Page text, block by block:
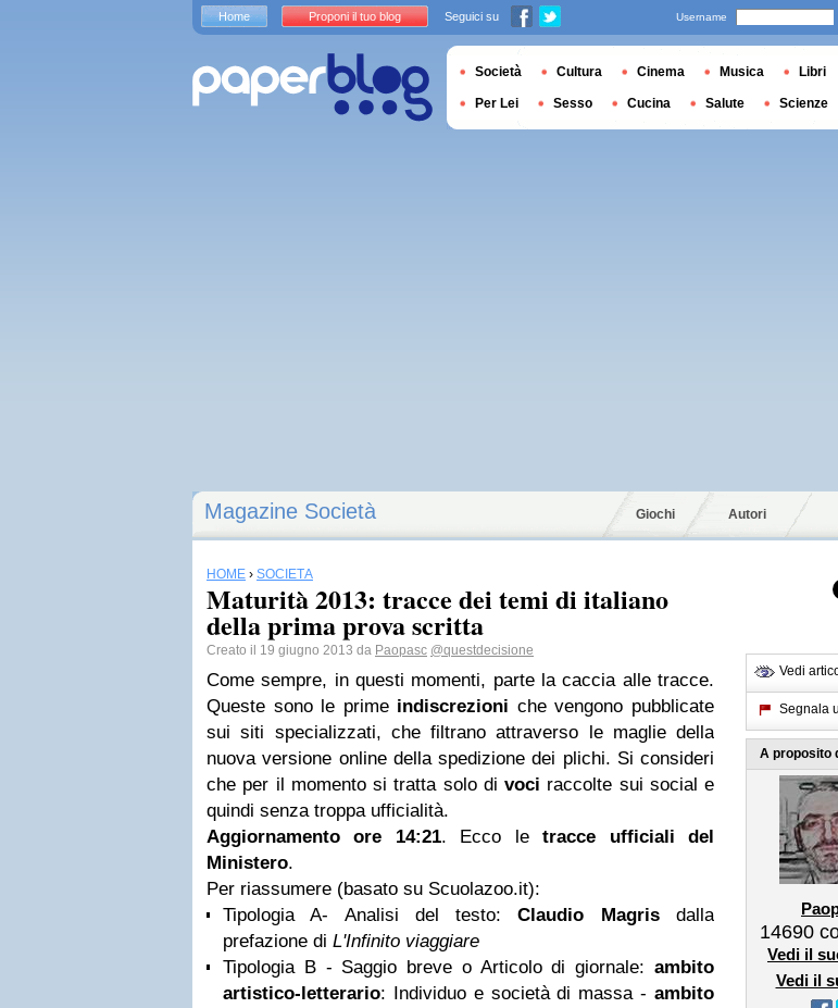
Magazine Società Giochi Autori
HOME › SOCIETÀ
Maturità 2013: tracce dei temi di italiano
della prima prova scritta
Creato il 19 giugno 2013 da Paopasc @questdecisione
Come sempre, in questi momenti, parte la caccia alle tracce.
Queste sono le prime indiscrezioni che vengono pubblicate
sui siti specializzati, che filtrano attraverso le maglie della
nuova versione online della spedizione dei plichi. Si consideri
che per il momento si tratta solo di voci raccolte sui social e
quindi senza troppa ufficialità.
Aggiornamento ore 14:21. Ecco letracce ufficiali del
Ministero.
Per riassumere (basato su Scuolazoo.it):
Tipologia A- Analisi del testo:Claudio Magris
dalla
prefazione di L'Infinito viaggiare
Tipologia B - Saggio breve o Articolo di giornale:ambito
artistico-letterario: Individuo e società di massa - ambito
Vedi
Segnala
A proposito
14690
Vedi il
Vedi il
Home Proponi il tuo blog Seguici su Username
Società Cultura Cinema Musica Libri
Per Lei Sesso Cucina Salute Scienze